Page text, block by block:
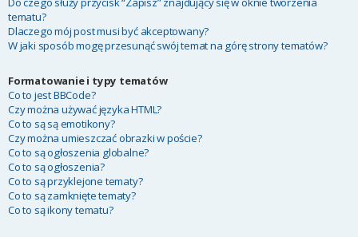
tematu?
Dlaczego mój post musi być akceptowany?
W jaki sposób mogę przesunąć swój temat na górę strony tematów?
Formatowanie i typy tematów
Co to jest BBCode?
Czy można używać języka HTML?
Co to są są emotikony?
Czy można umieszczać obrazki w poście?
Co to są ogłoszenia globalne?
Co to są ogłoszenia?
Co to są przyklejone tematy?
Co to są zamknięte tematy?
Co to są ikony tematu?